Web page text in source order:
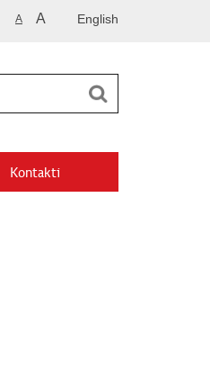
English
A A
Kontakti